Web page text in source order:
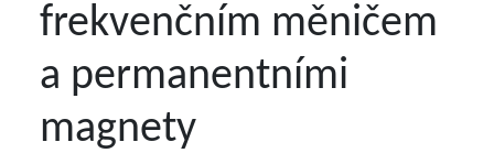
frekvenčním měničem
a permanentními
magnety